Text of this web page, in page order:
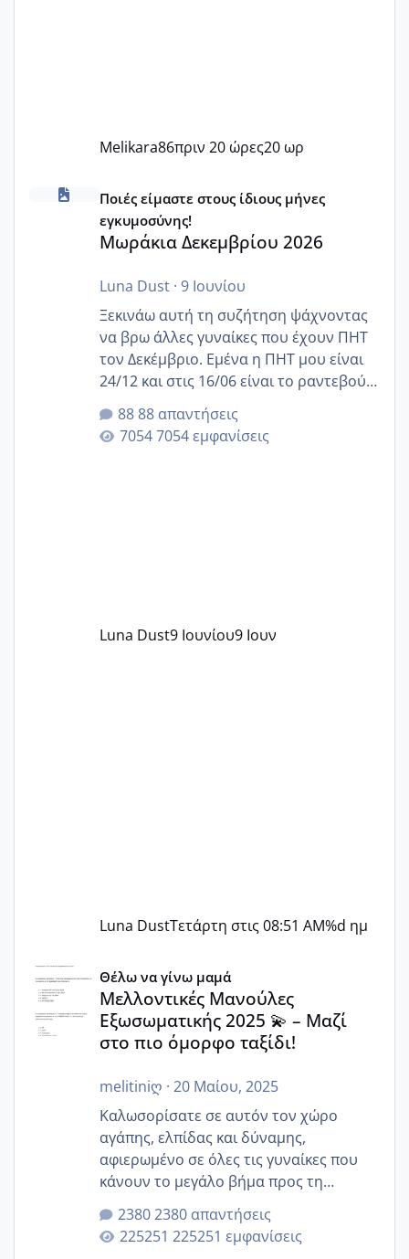
Melikara86πριν 20 ώρες20 ωρ
Μωράκια Δεκεμβρίου 2026
Ποιές είμαστε στους ίδιους μήνες
εγκυμοσύνης!
Μωράκια Δεκεμβρίου 2026
Luna Dust· 9 Ιουνίου
Ξεκινάω αυτή τη συζήτηση ψάχνοντας
να βρω άλλες γυναίκες που έχουν ΠΗΤ
τον Δεκέμβριο. Εμένα η ΠΗΤ μου είναι
24/12 και στις 16/06 είναι το ραντεβού
της αυχενικής διαφάνειας. Έχω αρκετό
άγχος και οι μέρες δεν φαίνεται να
περνάνε με τίποτα.
88 απαντήσεις
7054 εμφανίσεις
Luna Dust9 Ιουνίου9 Ιουν
Luna DustΤετάρτη στις 08:51 AM%d ημ
Μελλοντικές Μανούλες Εξωσωματικής 2025 💫 – Μαζί
Θέλω να γίνω μαμά
Μελλοντικές Μανούλες
Εξωσωματικής 2025 💫 – Μαζί
στο πιο όμορφο ταξίδι!
melitiniღ · 20 Μαίου, 2025
Καλωσορίσατε σε αυτόν τον χώρο
αγάπης, ελπίδας και δύναμης,
αφιερωμένο σε όλες τις γυναίκες που
κάνουν το μεγάλο βήμα προς τη
μητρότητα μέσω εξωσωματικής το 2025.
Εδώ θα μοιραστούμε αγωνίες, χαρές,
εμπειρίες και κάθε μικρή ή μεγάλη
2380 απαντήσεις
225251 εμφανίσεις